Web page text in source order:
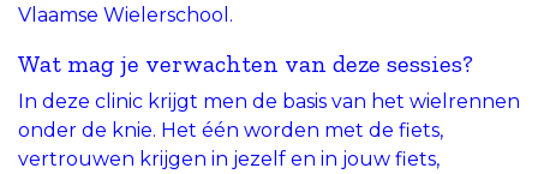
Vlaamse Wielerschool.
Wat mag je verwachten van deze sessies?
In deze clinic krijgt men de basis van het wielrennen
onder de knie. Het één worden met de fiets,
vertrouwen krijgen in jezelf en in jouw fiets,